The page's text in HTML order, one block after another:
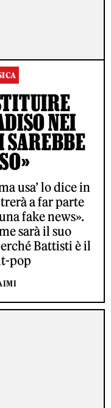
NEI
SAREBBE
usa’ lo dice in
a far parte
fake news».
sarà il suo
Battisti è il
pop